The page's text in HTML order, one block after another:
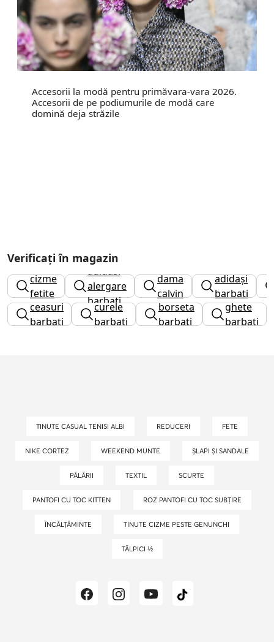
Accesorii la modă pentru primăvara-vara 2026.
Accesorii de pe podiumurile de modă care
domină deja străzile
Verificați în magazin
cizme
fetite
adidasi
alergare
barbati
dama
calvin
klein
adidași
barbati
ceasuri
barbati
curele
barbati
borseta
barbati
ghete
barbati
TINUTE CASUAL TENISI ALBI REDUCERI FETE
NIKE CORTEZ WEEKEND MUNTE ȘLAPI ȘI SANDALE
PĂLĂRII TEXTIL SCURTE
PANTOFI CU TOC KITTEN ROZ PANTOFI CU TOC SUBȚIRE
ÎNCĂLȚĂMINTE TINUTE CIZME PESTE GENUNCHI
TĂLPICI ½